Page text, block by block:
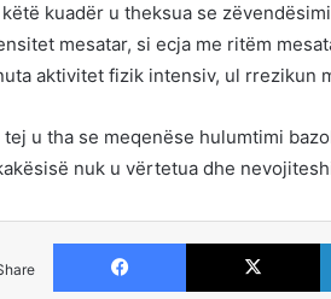
këtë kuadër u theksua se
mesatar, si ecja me ritëm
aktivitet fizik intensiv, ul rrezikun
tej u tha se meqenëse hulumtimi
nuk u vërtetua dhe
Facebook X